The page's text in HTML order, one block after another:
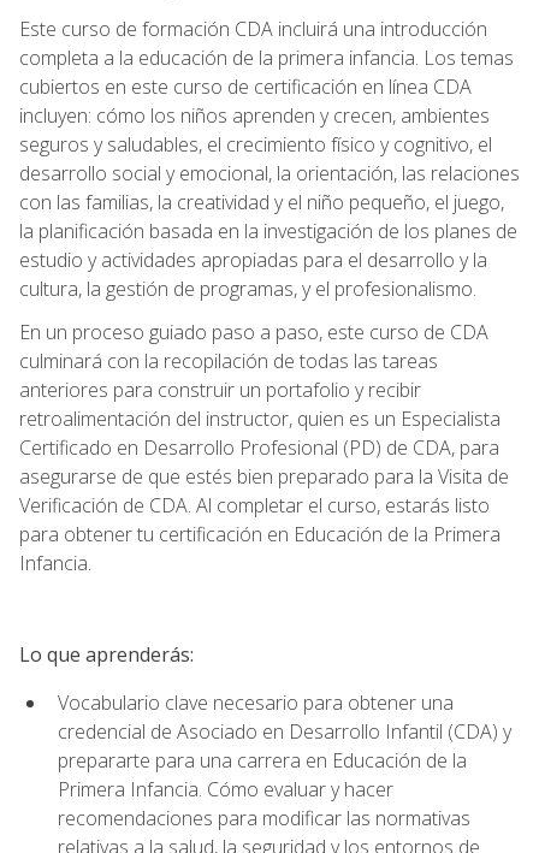
Este curso de formación CDA incluirá una introducción
completa a la educación de la primera infancia. Los temas
cubiertos en este curso de certificación en línea CDA
incluyen: cómo los niños aprenden y crecen, ambientes
seguros y saludables, el crecimiento físico y cognitivo, el
desarrollo social y emocional, la orientación, las relaciones
con las familias, la creatividad y el niño pequeño, el juego,
la planificación basada en la investigación de los planes de
estudio y actividades apropiadas para el desarrollo y la
cultura, la gestión de programas, y el profesionalismo.
En un proceso guiado paso a paso, este curso de CDA
culminará con la recopilación de todas las tareas
anteriores para construir un portafolio y recibir
retroalimentación del instructor, quien es un Especialista
Certificado en Desarrollo Profesional (PD) de CDA, para
asegurarse de que estés bien preparado para la Visita de
Verificación de CDA. Al completar el curso, estarás listo
para obtener tu certificación en Educación de la Primera
Infancia.
Lo que aprenderás:
Vocabulario clave necesario para obtener una
credencial de Asociado en Desarrollo Infantil (CDA) y
prepararte para una carrera en Educación de la
Primera Infancia. Cómo evaluar y hacer
recomendaciones para modificar las normativas
relativas a la salud, la seguridad y los entornos de